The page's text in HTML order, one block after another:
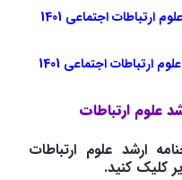
ارتباطات اجتماعی 1401
ارتباطات اجتماعی 1401
علوم ارتباطات
ارشد علوم ارتباطات